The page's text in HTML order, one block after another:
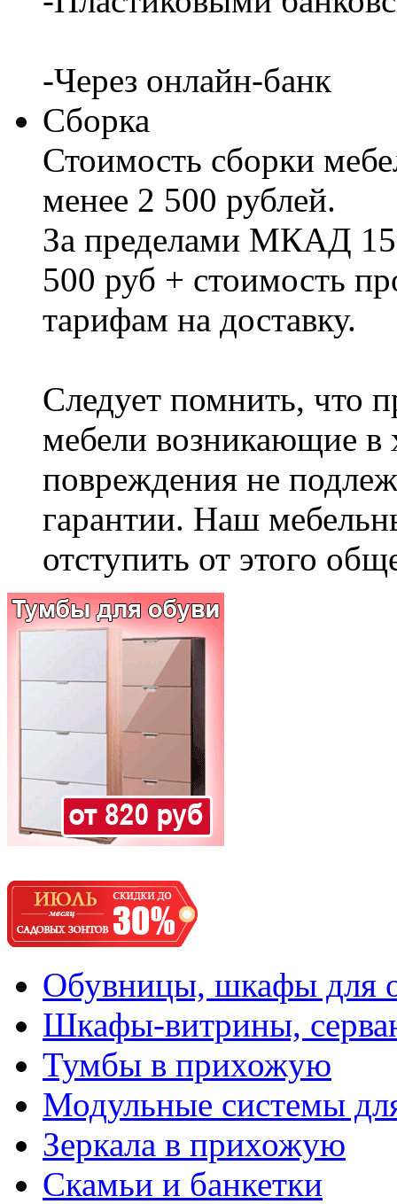
-Через онлайн-банк
Сборка
Стоимость сборки
менее 2 500 рублей.
За пределами МКАД
500 руб + стоимость
тарифам на доставку.
Следует помнить, что
мебели возникающие в
повреждения не
гарантии. Наш
отступить от этого
Обувницы, шкафы для
Шкафы-витрины,
Тумбы в прихожую
Модульные системы
Зеркала в прихожую
Скамьи и банкетки